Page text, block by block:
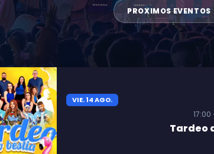
PROXIMOS EVENTOS
VIE. 14 AGO.
Tardeo